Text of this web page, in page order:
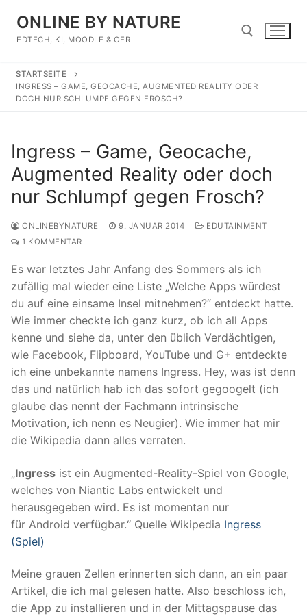
Inhalt
springen
ONLINE BY NATURE
EDTECH, KI, MOODLE & OER
Suchen nach:
STARTSEITE
INGRESS – GAME, GEOCACHE, AUGMENTED REALITY ODER
DOCH NUR SCHLUMPF GEGEN FROSCH?
Ingress – Game, Geocache,
Augmented Reality oder doch
nur Schlumpf gegen Frosch?
ONLINEBYNATURE 9. JANUAR 2014
EDUTAINMENT
1 KOMMENTAR
Es war letztes Jahr Anfang des Sommers als ich
zufällig mal wieder eine Liste „Welche Apps würdest
du auf eine einsame Insel mitnehmen?“ entdeckt hatte.
Wie immer checkte ich ganz kurz, ob ich all Apps
kenne und siehe da, unter den üblich Verdächtigen,
wie Facebook, Flipboard, YouTube und G+ entdeckte
ich eine unbekannte namens Ingress. Hey, was ist denn
das und natürlich hab ich das sofort gegoogelt (ich
glaube das nennt der Fachmann intrinsische
Motivation, ich nenn es Neugier). Wie immer hat mir
die Wikipedia dann alles verraten.
„Ingress ist ein Augmented-Reality-Spiel von Google,
welches von Niantic Labs entwickelt und
herausgegeben wird. Es ist momentan nur
für Android verfügbar.“ Quelle Wikipedia Ingress
(Spiel)
Meine grauen Zellen erinnerten sich dann, an ein paar
Artikel, die ich mal gelesen hatte. Also beschloss ich,
die App zu installieren und in der Mittagspause das